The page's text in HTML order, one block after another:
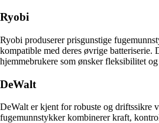
Ryobi
Ryobi produserer prisgunstige
kompatible med deres øvrige batteriserie.
hjemmebrukere som ønsker fleksibilitet
DeWalt
DeWalt er kjent for robuste og driftssikre
fugemunnstykker kombinerer kraft,